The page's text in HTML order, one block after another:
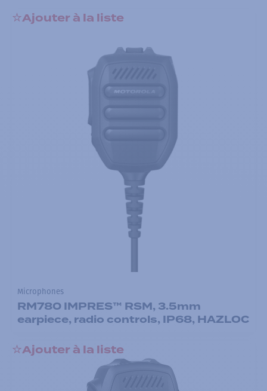
Ajouter à la liste
Microphones
RM780 IMPRES™ RSM, 3.5mm
earpiece, radio controls, IP68, HAZLOC
Ajouter à la liste